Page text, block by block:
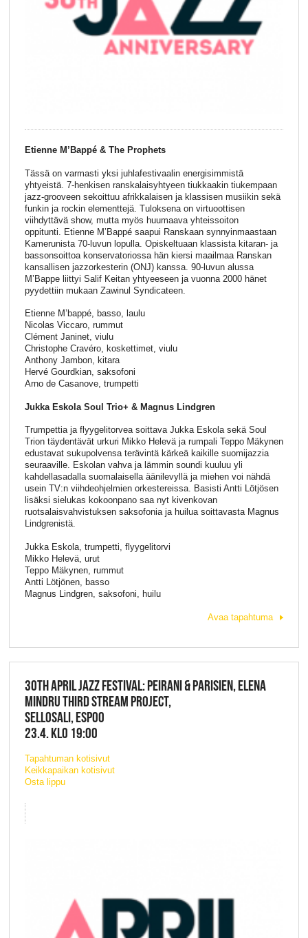
Etienne M’Bappé & The Prophets
Tässä on varmasti yksi juhlafestivaalin energisimmistä
yhtyeistä. 7-henkisen ranskalaisyhtyeen tiukkaakin tiukempaan
jazz-grooveen sekoittuu afrikkalaisen ja klassisen musiikin sekä
funkin ja rockin elementtejä. Tuloksena on virtuoottisen
viihdyttävä show, mutta myös huumaava yhteissoiton
oppitunti. Etienne M’Bappé saapui Ranskaan synnyinmaastaan
Kamerunista 70-luvun lopulla. Opiskeltuaan klassista kitaran- ja
bassonsoittoa konservatoriossa hän kiersi maailmaa Ranskan
kansallisen jazzorkesterin (ONJ) kanssa. 90-luvun alussa
M’Bappe liittyi Salif Keitan yhtyeeseen ja vuonna 2000 hänet
pyydettiin mukaan Zawinul Syndicateen.
Etienne M’bappé, basso, laulu
Nicolas Viccaro, rummut
Clément Janinet, viulu
Christophe Cravéro, koskettimet, viulu
Anthony Jambon, kitara
Hervé Gourdkian, saksofoni
Arno de Casanove, trumpetti
Jukka Eskola Soul Trio+ & Magnus Lindgren
Trumpettia ja flyygelitorvea soittava Jukka Eskola sekä Soul
Trion täydentävät urkuri Mikko Helevä ja rumpali Teppo Mäkynen
edustavat sukupolvensa terävintä kärkeä kaikille suomijazzia
seuraaville. Eskolan vahva ja lämmin soundi kuuluu yli
kahdellasadalla suomalaisella äänilevyllä ja miehen voi nähdä
usein TV:n viihdeohjelmien orkestereissa. Basisti Antti Lötjösen
lisäksi sielukas kokoonpano saa nyt kivenkovan
ruotsalaisvahvistuksen saksofonia ja huilua soittavasta Magnus
Lindgrenistä.
Jukka Eskola, trumpetti, flyygelitorvi
Mikko Helevä, urut
Teppo Mäkynen, rummut
Antti Lötjönen, basso
Magnus Lindgren, saksofoni, huilu
Avaa tapahtuma
30TH APRIL JAZZ FESTIVAL: PEIRANI & PARISIEN, ELENA
MINDRU THIRD STREAM PROJECT,
SELLOSALI, ESPOO
23.4. KLO 19:00
Tapahtuman kotisivut
Keikkapaikan kotisivut
Osta lippu